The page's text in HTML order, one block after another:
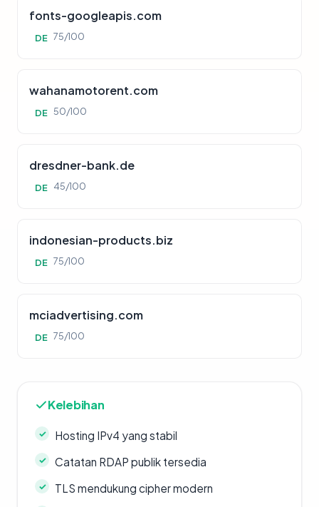
fonts-googleapis.com
DE 75/100
wahanamotorent.com
DE 50/100
dresdner-bank.de
DE 45/100
indonesian-products.biz
DE 75/100
mciadvertising.com
DE 75/100
Kelebihan
Hosting IPv4 yang stabil
Catatan RDAP publik tersedia
TLS mendukung cipher modern